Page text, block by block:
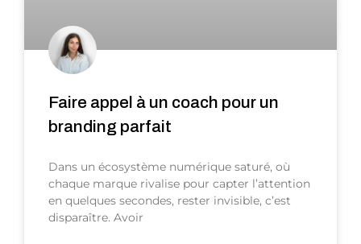
Faire appel à un coach pour un
branding parfait
Dans un écosystème numérique saturé, où
chaque marque rivalise pour capter l’attention
en quelques secondes, rester invisible, c’est
disparaître. Avoir